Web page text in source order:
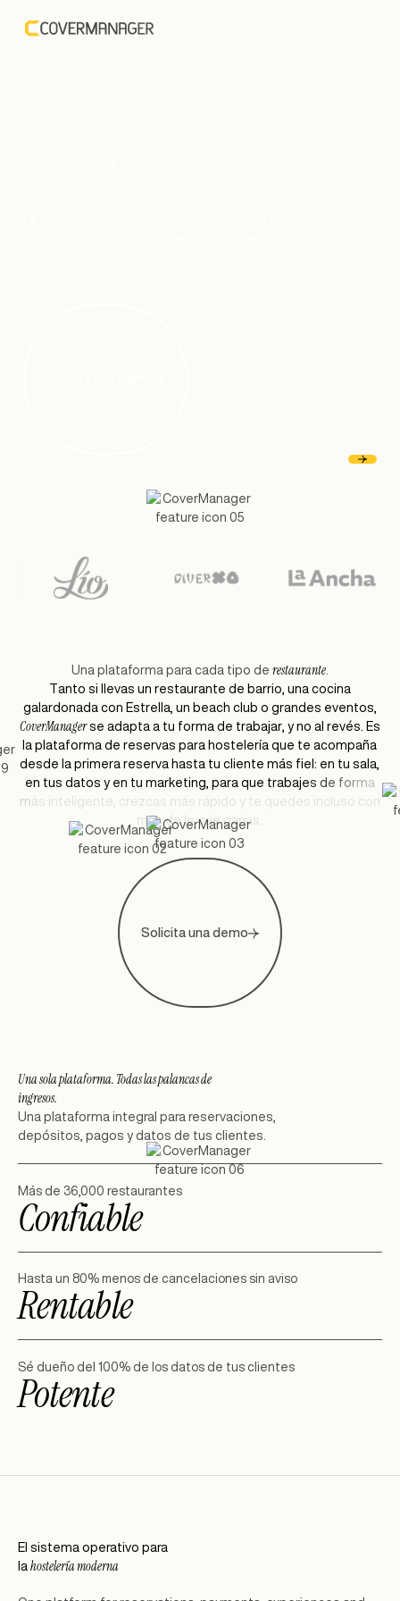
Una plataforma para cada tipo de restaurante.
Tanto si evas un restaurante d e barrio, una cocina
gal ardonada con Estre a, un beach cl u b o grand es eventos,
CoverManager se adapta a tu forma d e trabajar, y no al revés. Es
la p lataforma d e reservas para hoste ería que te acompaña
d esd e la primera reserva hasta tu c liente más fie l: en tu sa la,
en tus datos y en tu marketing, para que trabajes d e forma
más in te igen te c r ezc as más r ápid o y te qued es inc uso c on
más de lo que ganas
Solicita una demo
Una sola plataforma. Todas las palancas de
ingresos.
Una plataforma integral para reservaciones,
depósitos, pagos y datos de tus clientes.
Más de 36,000 restaurantes
Confiable
Hasta un 80% menos de cancelaciones sin aviso
Rentable
Sé dueño del 100% de los datos de tus clientes
Potente
El sistema operativo para
la hostelería moderna